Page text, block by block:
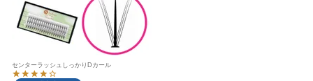
センターラッシュしっかりDカール